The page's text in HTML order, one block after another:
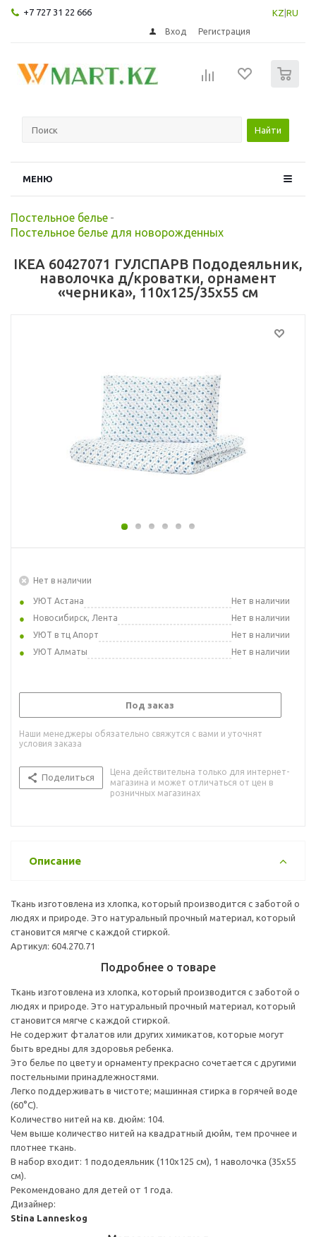
+7 727 31 22 666 KZ RU
Вход Регистрация
Найти
МЕНЮ
Постельное белье -
Постельное белье для новорожденных
IKEA 60427071 ГУЛСПАРВ Пододеяльник,
наволочка д/кроватки, орнамент
«черника», 110x125/35x55 см
Нет в наличии
УЮТ Астана
Нет в наличии
Новосибирск, Лента
Нет в наличии
УЮТ в тц Апорт
Нет в наличии
УЮТ Алматы
Нет в наличии
Под заказ
Наши менеджеры обязательно свяжутся с вами и уточнят
условия заказа
Поделиться
Цена действительна только для интернет-
магазина и может отличаться от цен в
розничных магазинах
Описание
Ткань изготовлена из хлопка, который производится с заботой о
людях и природе. Это натуральный прочный материал, который
становится мягче с каждой стиркой.
Артикул: 604.270.71
Подробнее о товаре
Ткань изготовлена из хлопка, который производится с заботой о
людях и природе. Это натуральный прочный материал, который
становится мягче с каждой стиркой.
Не содержит фталатов или других химикатов, которые могут
быть вредны для здоровья ребенка.
Это белье по цвету и орнаменту прекрасно сочетается с другими
постельными принадлежностями.
Легко поддерживать в чистоте; машинная стирка в горячей воде
(60°C).
Количество нитей на кв. дюйм: 104.
Чем выше количество нитей на квадратный дюйм, тем прочнее и
плотнее ткань.
В набор входит: 1 пододеяльник (110x125 см), 1 наволочка (35x55
см).
Рекомендовано для детей от 1 года.
Дизайнер:
Stina Lanneskog